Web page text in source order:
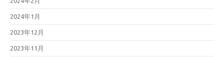
2024年1月
2023年12月
2023年11月